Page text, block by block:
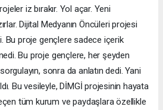
iz bırakır. Yol açar. Yeni
Dijital Medyanın Öncüleri projesi
Bu proje gençlere sadece içerik
Bu proje gençlere, her şeyden
sonra da anlatın dedi. Yani
Bu vesileyle, DİMGİ projesinin hayata
tüm kurum ve paydaşlara özellikle